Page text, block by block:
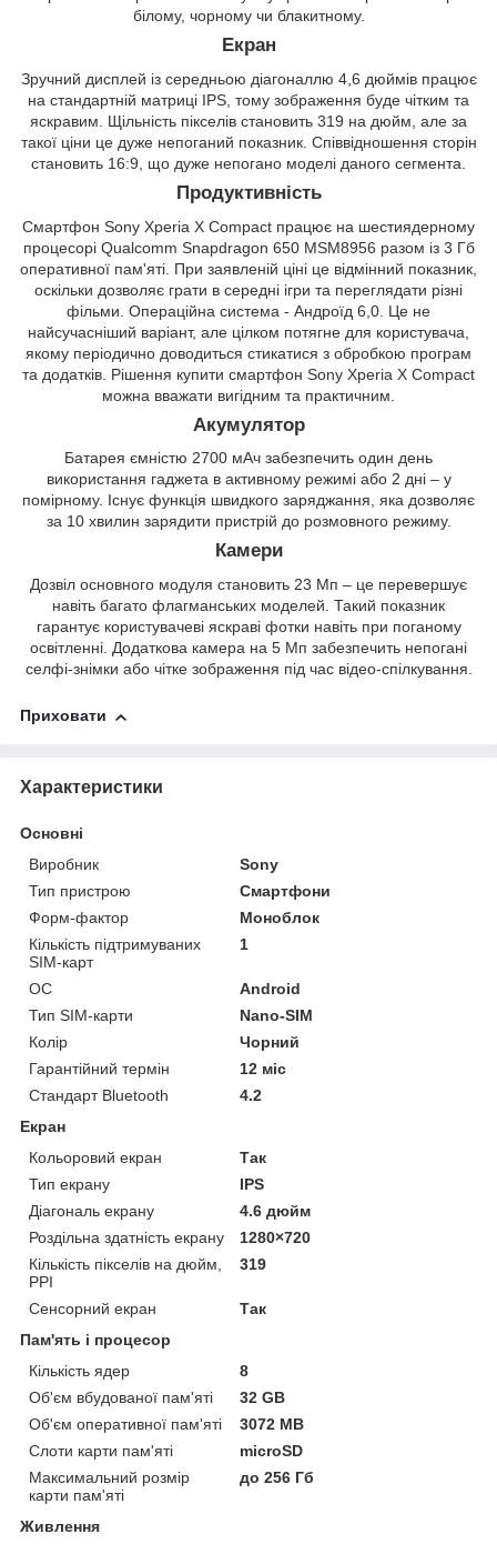
білому, чорному чи блакитному.
Екран
Зручний дисплей із середньою діагоналлю 4,6 дюймів працює
на стандартній матриці IPS, тому зображення буде чітким та
яскравим. Щільність пікселів становить 319 на дюйм, але за
такої ціни це дуже непоганий показник. Співвідношення сторін
становить 16:9, що дуже непогано моделі даного сегмента.
Продуктивність
Смартфон Sony Xperia X Compact працює на шестиядерному
процесорі Qualcomm Snapdragon 650 MSM8956 разом із 3 Гб
оперативної пам'яті. При заявленій ціні це відмінний показник,
оскільки дозволяє грати в середні ігри та переглядати різні
фільми. Операційна система - Андроїд 6,0. Це не
найсучасніший варіант, але цілком потягне для користувача,
якому періодично доводиться стикатися з обробкою програм
та додатків. Рішення купити смартфон Sony Xperia X Compact
можна вважати вигідним та практичним.
Акумулятор
Батарея ємністю 2700 мАч забезпечить один день
використання гаджета в активному режимі або 2 дні – у
помірному. Існує функція швидкого заряджання, яка дозволяє
за 10 хвилин зарядити пристрій до розмовного режиму.
Камери
Дозвіл основного модуля становить 23 Мп – це перевершує
навіть багато флагманських моделей. Такий показник
гарантує користувачеві яскраві фотки навіть при поганому
освітленні. Додаткова камера на 5 Мп забезпечить непогані
селфі-знімки або чітке зображення під час відео-спілкування.
Приховати
Характеристики
Основні
Виробник
Sony
Тип пристрою
Смартфони
Форм-фактор
Моноблок
Кількість підтримуваних
SIM-карт
1
ОС
Android
Тип SIM-карти
Nano-SIM
Колір
Чорний
Гарантійний термін
12 міс
Стандарт Bluetooth
4.2
Екран
Кольоровий екран
Так
Тип екрану
IPS
Діагональ екрану
4.6 дюйм
Роздільна здатність екрану
1280×720
Кількість пікселів на дюйм,
PPI
319
Сенсорний екран
Так
Пам'ять і процесор
Кількість ядер
8
Об'єм вбудованої пам'яті
32 GB
Об'єм оперативної пам'яті
3072 MB
Слоти карти пам'яті
microSD
Максимальний розмір
карти пам'яті
до 256 Гб
Живлення